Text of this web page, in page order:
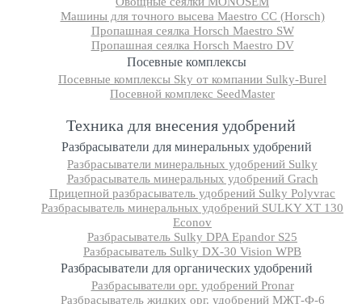
Машины для точного высева Maestro CC (Horsch)
Пропашная сеялка Horsch Maestro SW
Пропашная сеялка Horsch Maestro DV
Посевные комплексы
Посевные комплексы Sky от компании Sulky-Burel
Посевной комплекс SeedMaster
Техника для внесения удобрений
Разбрасыватели для минеральных удобрений
Разбрасыватели минеральных удобрений Sulky
Разбрасыватель минеральных удобрений Grach
Прицепной разбрасыватель удобрений Sulky Polyvrac
Разбрасыватель минеральных удобрений SULKY XT 130
Econov
Разбрасыватель Sulky DPA Epandor S25
Разбрасыватель Sulky DX-30 Vision WPB
Разбрасыватели для органических удобрений
Разбрасыватели орг. удобрений Pronar
Разбрасыватель жидких орг. удобрений МЖТ-Ф-6